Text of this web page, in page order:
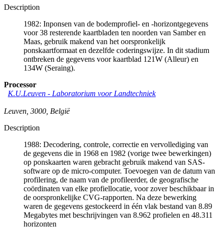
Description
1982: Inponsen van de bodemprofiel- en -horizontgegevens
voor 38 resterende kaartbladen ten noorden van Samber en
Maas, gebruik makend van het oorspronkelijk
ponskaartformaat en dezelfde coderingswijze. In dit stadium
ontbreken de gegevens voor kaartblad 121W (Alleur) en
134W (Seraing).
Processor
K.U.Leuven - Laboratorium voor Landtechniek
Leuven 3000 België
Description
1988: Decodering, controle, correctie en vervollediging van
de gegevens die in 1968 en 1982 (vorige twee bewerkingen)
op ponskaarten waren gebracht gebruik makend van SAS-
software op de micro-computer. Toevoegen van de datum van
profilering, de naam van de profileerder, de geografische
coördinaten van elke profiellocatie, voor zover beschikbaar in
de oorspronkelijke CVG-rapporten. Na deze bewerking
waren de gegevens gestockeerd in één vlak bestand van 8.89
Megabytes met beschrijvingen van 8.962 profielen en 48.311
horizonten